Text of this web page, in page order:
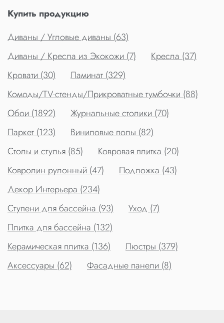
Купить продукцию
Диваны / Угловые диваны (63)
Диваны / Кресла из Экокожи (7)
Кресла (37)
Кровати (30)
Ламинат (329)
Комоды/TV-стенды/Прикроватные тумбочки (88)
Обои (1892)
Журнальные столики (70)
Паркет (123)
Виниловые полы (82)
Столы и стулья (85)
Ковровая плитка (20)
Ковролин рулонный (47)
Подложка (43)
Декор Интерьера (234)
Ступени для бассейна (93)
Уход (7)
Плитка для бассейна (132)
Керамическая плитка (136)
Люстры (379)
Аксессуары (62)
Фасадные панели (8)